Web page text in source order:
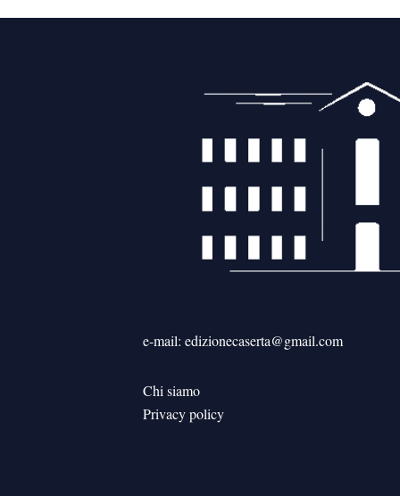
e-mail: edizionecaserta@gmail.com
Chi siamo
Privacy policy